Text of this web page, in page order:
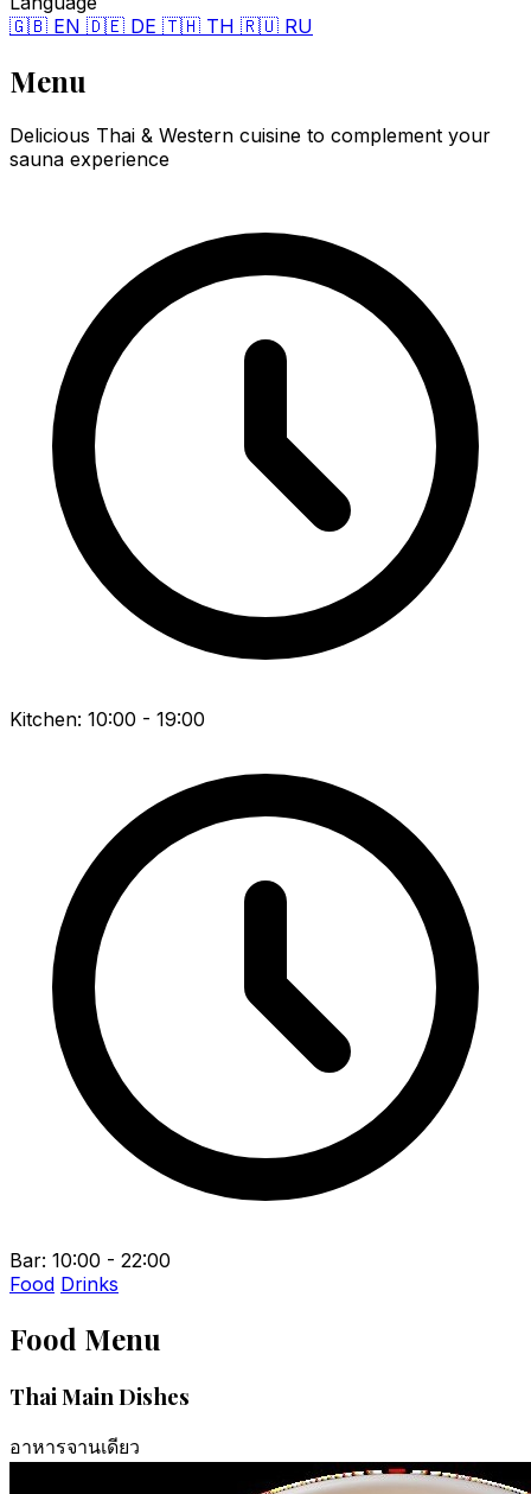
🇬🇧 EN 🇩🇪 DE 🇹🇭 TH 🇷🇺 RU
Menu
Delicious Thai & Western cuisine to complement your
sauna experience
Kitchen: 10:00 - 19:00
Bar: 10:00 - 22:00
Food Drinks
Food Menu
Thai Main Dishes
อาหารจานเดียว